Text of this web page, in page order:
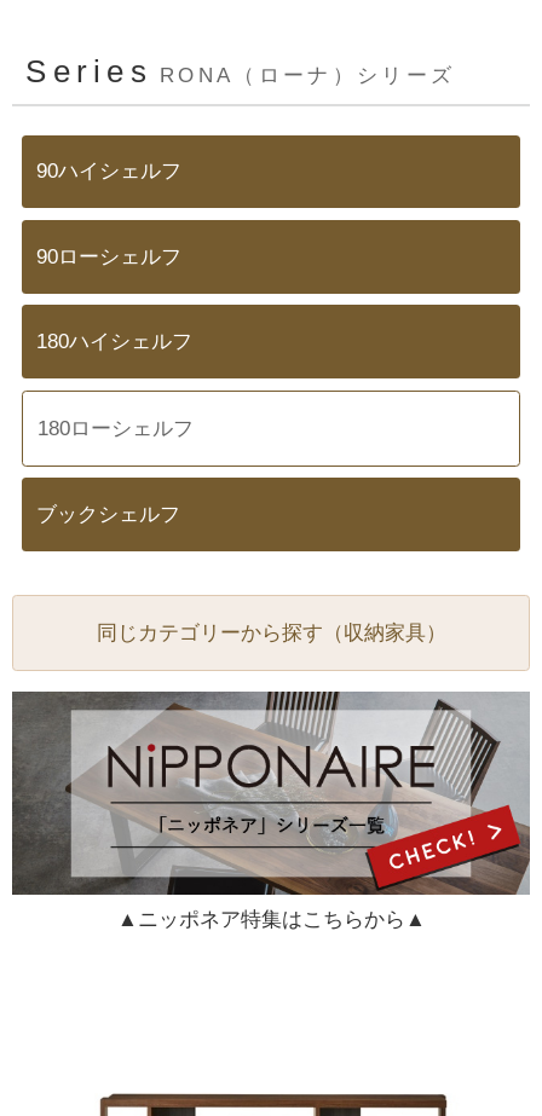
Series RONA（ローナ）シリーズ
90ハイシェルフ
90ローシェルフ
180ハイシェルフ
180ローシェルフ
ブックシェルフ
同じカテゴリーから探す（収納家具）
▲ニッポネア特集はこちらから▲